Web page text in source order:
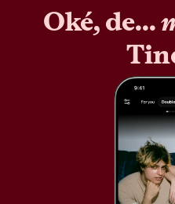
Oké, de...